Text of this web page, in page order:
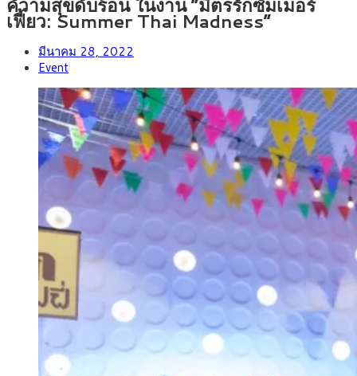
เฟี้ยว: Summer Thai Madness”
มีนาคม 28, 2022
Event